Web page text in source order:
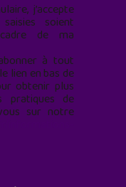
j’accepte
soient
de ma
à tout
lien en bas de
obtenir plus
pratiques de
sur notre